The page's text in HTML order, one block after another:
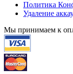
Политика
Удаление
Мы принимаем к